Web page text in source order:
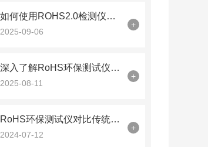
如何使用ROHS2.0检测仪确保电子产品零部件无害化？
2025-09-06
+
深入了解RoHS环保测试仪的工作原理与功能
2025-08-11
+
RoHS环保测试仪对比传统检测方法的性能优势
2024-07-12
+